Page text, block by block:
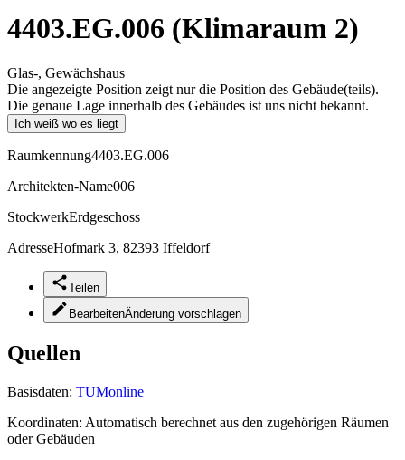
4403.EG.006 (Klimaraum 2)
Glas-, Gewächshaus
Die angezeigte Position zeigt nur die Position des Gebäude(teils).
Die genaue Lage innerhalb des Gebäudes ist uns nicht bekannt.
Ich weiß wo es liegt
Raumkennung4403.EG.006
Architekten-Name006
StockwerkErdgeschoss
AdresseHofmark 3, 82393 Iffeldorf
Teilen
BearbeitenÄnderung vorschlagen
Quellen
Basisdaten: TUMonline
Koordinaten: Automatisch berechnet aus den zugehörigen Räumen
oder Gebäuden